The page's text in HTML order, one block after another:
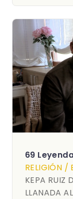
69
RELIGIÓN /
KEPA RUIZ
LLANADA